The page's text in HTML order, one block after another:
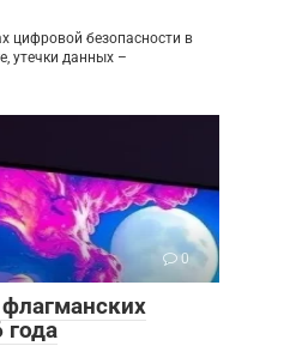
цифровой безопасности в
утечки данных –
0